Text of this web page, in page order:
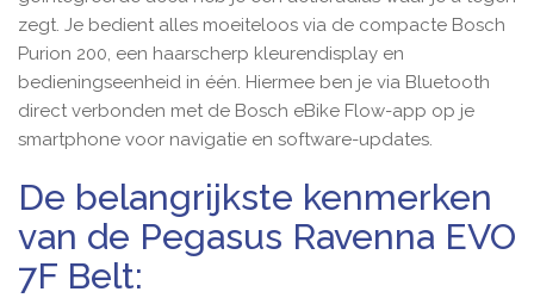
zegt. Je bedient alles moeiteloos via de compacte Bosch
Purion 200, een haarscherp kleurendisplay en
bedieningseenheid in één. Hiermee ben je via Bluetooth
direct verbonden met de Bosch eBike Flow-app op je
smartphone voor navigatie en software-updates.
De belangrijkste kenmerken
van de Pegasus Ravenna EVO
7F Belt: